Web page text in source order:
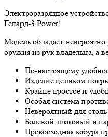
Электроразрядное
Гепард-3 Power!
Модель обладает
оружия из рук владельца, а
По-настоящему
Изделие целиком
Крайне простое и
Особая система
Невероятный для
Болевой, шоковый и
Превосходная кобура